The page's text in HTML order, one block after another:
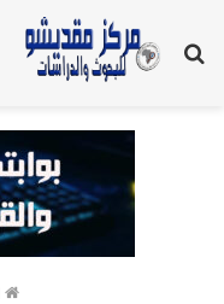
بحث